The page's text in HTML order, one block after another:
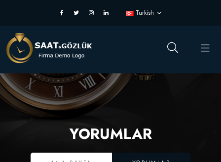
Turkish
YORUMLAR